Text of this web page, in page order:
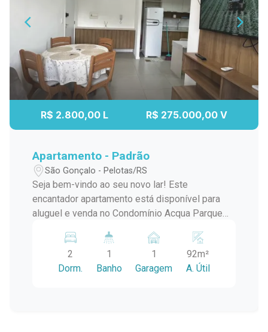
R$ 2.800,00 L R$ 275.000,00 V
Apartamento - Padrão
São Gonçalo - Pelotas/RS
Seja bem-vindo ao seu novo lar! Este
encantador apartamento está disponível para
aluguel e venda no Condomínio Acqua Parque
Gonçalo, próximo ao Parque Una. Imóvel térreo,
sem escadas ou elevador, o acesso é direto.
Ideal para idosos, crianças, pessoas com
2
Dorm.
1
Banho
1
Garagem
92m²
A. Útil